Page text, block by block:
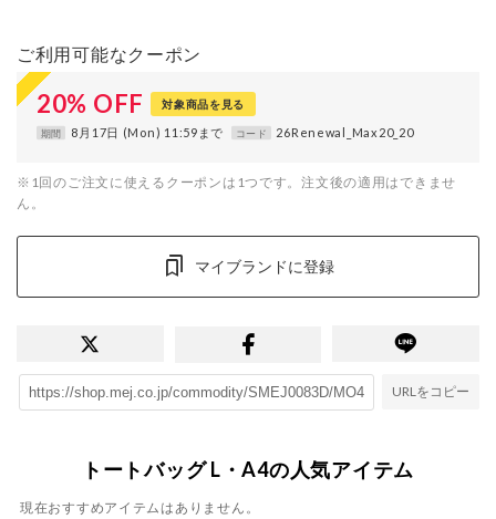
ご利用可能なクーポン
20% OFF 対象商品を見る
期間 8月17日 (Mon) 11:59まで コード 26Renewal_Max20_20
※1回のご注文に使えるクーポンは1つです。注文後の適用はできませ
ん。
マイブランドに登録
URLをコピー
トートバッグ L・A4の人気アイテム
現在おすすめアイテムはありません。